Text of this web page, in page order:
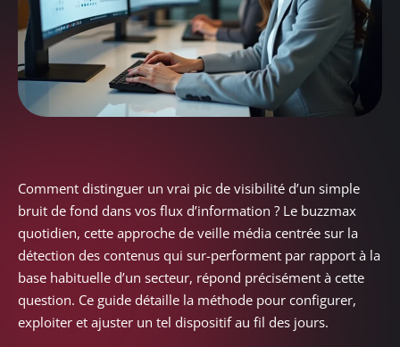
Comment distinguer un vrai pic de visibilité d’un simple
bruit de fond dans vos flux d’information ? Le buzzmax
quotidien, cette approche de veille média centrée sur la
détection des contenus qui sur-performent par rapport à la
base habituelle d’un secteur, répond précisément à cette
question. Ce guide détaille la méthode pour configurer,
exploiter et ajuster un tel dispositif au fil des jours.